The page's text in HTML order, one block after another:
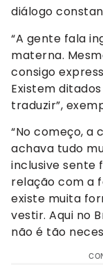
diálogo
“A gente fala
materna.
consigo
Existem
traduzir”,
“No começo, a
achava tudo
inclusive sente
relação com a
existe muita
vestir. Aqui no
não é tão